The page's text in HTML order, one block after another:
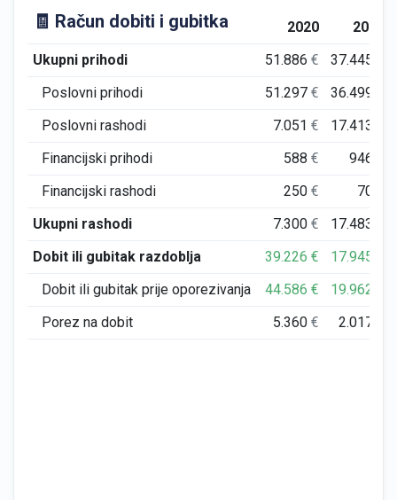
🧾 Račun dobiti i gubitka 2020
2021
Ukupni prihodi
51.886€ 37.445
Poslovni prihodi
51.297€ 36.499
Poslovni rashodi
7.051€ 17.413
Financijski prihodi
588€ 946
Financijski rashodi
250€ 70
Ukupni rashodi
7.300€ 17.483
Dobit ili gubitak razdoblja
39.226€ 17.945
Dobit ili gubitak prije oporezivanja
44.586€ 19.962
Porez na dobit
5.360€ 2.017